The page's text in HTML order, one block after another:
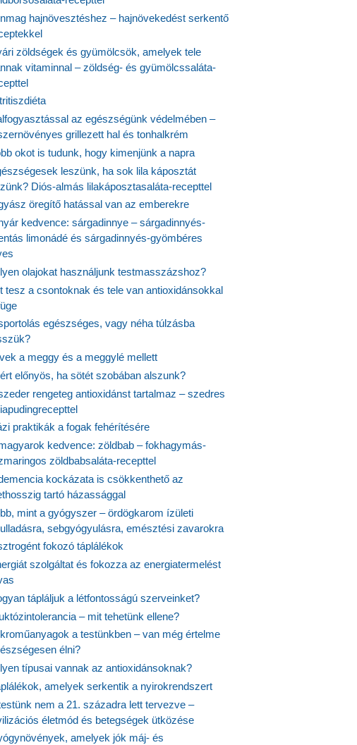
hajnövesztéshez – hajnövekedést serkentő
zöldségek és gyümölcsök, amelyek tele
vitaminnal – zöldség- és gyümölcssaláta-
az egészségünk védelmében –
grillezett hal és tonhalkrém
okot is tudunk, hogy kimenjünk a napra
leszünk, ha sok lila káposztát
Diós-almás lilakáposztasaláta-recepttel
öregítő hatással van az emberekre
kedvence: sárgadinnye – sárgadinnyés-
limonádé és sárgadinnyés-gyömbéres
olajokat használjunk testmasszázshoz?
tesz a csontoknak és tele van antioxidánsokkal
egészséges, vagy néha túlzásba
a meggy és a meggylé mellett
előnyös, ha sötét szobában alszunk?
rengeteg antioxidánst tartalmaz – szedres
praktikák a fogak fehérítésére
kedvence: zöldbab – fokhagymás-
zöldbabsaláta-recepttel
kockázata is csökkenthető az
tartó házassággal
mint a gyógyszer – ördögkarom ízületi
sebgyógyulásra, emésztési zavarokra
fokozó táplálékok
szolgáltat és fokozza az energiatermelést
tápláljuk a létfontosságú szerveinket?
– mit tehetünk ellene?
a testünkben – van még értelme
élni?
típusai vannak az antioxidánsoknak?
amelyek serkentik a nyirokrendszert
nem a 21. századra lett tervezve –
életmód és betegségek ütközése
amelyek jók máj- és